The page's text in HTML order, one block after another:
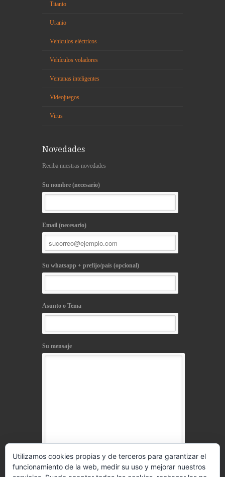
Titanio
Uranio
Vehículos eléctricos
Vehículos voladores
Ventanas inteligentes
Videojuegos
Virus
Novedades
Reciba nuestras novedades
Su nombre (necesario)
Email (necesario)
Su whatsapp + prefijo/país (opcional)
Asunto o Tema
Su mensaje
Acepto lapolítica de privacidad
Utilizamos cookies propias y de terceros para garantizar el
funcionamiento de la web, medir su uso y mejorar nuestros